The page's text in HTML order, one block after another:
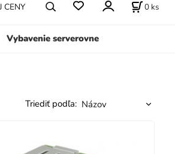
Vybavenie serverovne
CENY 0 ks
Triediť podľa: